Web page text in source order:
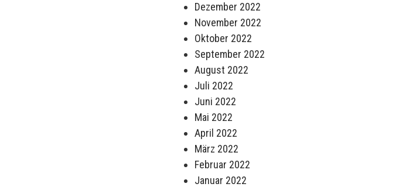
Dezember 2022
November 2022
Oktober 2022
September 2022
August 2022
Juli 2022
Juni 2022
Mai 2022
April 2022
März 2022
Februar 2022
Januar 2022